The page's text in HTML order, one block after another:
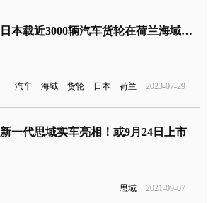
日本载近3000辆汽车货轮在荷兰海域起火：多车企回应
汽车 海域 货轮 日本 荷兰 2023-07-29
新一代思域实车亮相！或9月24日上市
思域 2021-09-07